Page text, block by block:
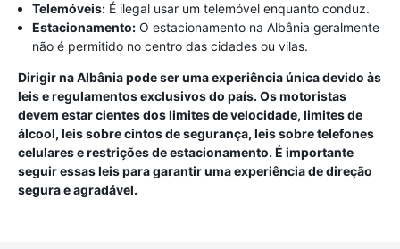
Telemóveis: É ilegal usar um telemóvel enquanto conduz.
Estacionamento: O estacionamento na Albânia geralmente
não é permitido no centro das cidades ou vilas.
Dirigir na Albânia pode ser uma experiência única devido às
leis e regulamentos exclusivos do país. Os motoristas
devem estar cientes dos limites de velocidade, limites de
álcool, leis sobre cintos de segurança, leis sobre telefones
celulares e restrições de estacionamento. É importante
seguir essas leis para garantir uma experiência de direção
segura e agradável.